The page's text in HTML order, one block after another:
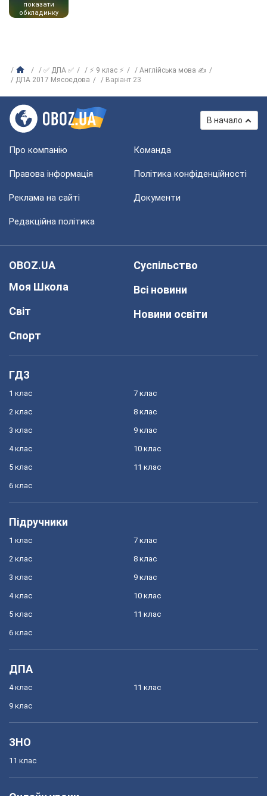
показати
обкладинку
✅ ДПА ✅ ⚡ 9 клас ⚡
Англійська мова ✍
ДПА 2017 Мясоєдова
Варіант 23
В начало
Про компанію Команда
Правова інформація Політика конфіденційності
Реклама на сайті Документи
Редакційна політика
OBOZ.UA
Моя Школа
Світ
Спорт
Суспільство
Всі новини
Новини освіти
ГДЗ
1 клас
2 клас
3 клас
4 клас
5 клас
6 клас
7 клас
8 клас
9 клас
10 клас
11 клас
Підручники
1 клас
2 клас
3 клас
4 клас
5 клас
6 клас
7 клас
8 клас
9 клас
10 клас
11 клас
ДПА
4 клас
9 клас
11 клас
ЗНО
11 клас